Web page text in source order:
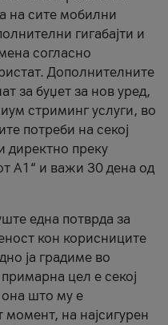
на сите мобилни
гигабајти и
согласно
Дополнителните
за буџет за нов уред,
стриминг услуги, во
потреби на секој
директно преку
А1“ и важи 30 дена од
една потврда за
кон корисниците
ја градиме во
цел е секој
она што му е
момент, на најсигурен